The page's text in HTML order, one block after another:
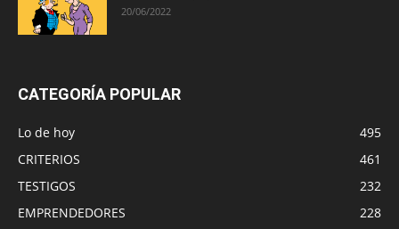
20/06/2022
CATEGORÍA POPULAR
Lo de hoy
495
CRITERIOS
461
TESTIGOS
232
EMPRENDEDORES
228